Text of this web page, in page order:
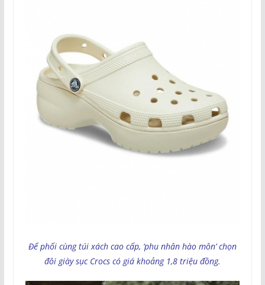
Để phối cùng túi xách cao cấp, ‘phu nhân hào môn’ chọn
đôi giày sục Crocs có giá khoảng 1,8 triệu đồng.